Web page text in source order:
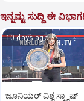
ಇನ್ನಷ್ಟು ಸುದ್ದಿ ಈ
10 days ago
ಜೂನಿಯರ್‌ ವಿಶ್ವ ಸ್ಕ್ವಾಷ್‌